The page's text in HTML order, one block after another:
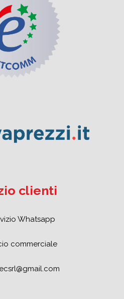
clienti
Whatsapp
commerciale